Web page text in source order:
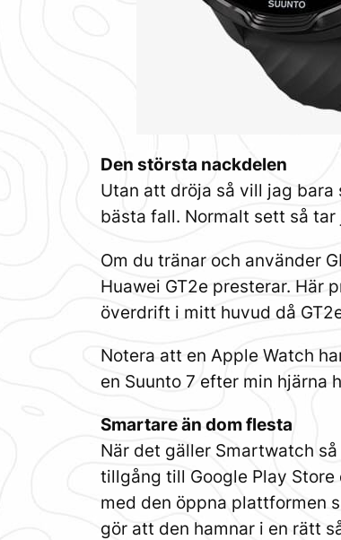
Den största nackdelen
Utan att dröja så vill jag
bästa fall. Normalt sett så
Om du tränar och använder
Huawei GT2e presterar. Här
överdrift i mitt huvud då
Notera att en Apple Watch
en Suunto 7 efter min hjärna
Smartare än dom flesta
När det gäller Smartwatch
tillgång till Google Play
med den öppna plattformen
gör att den hamnar i en rätt